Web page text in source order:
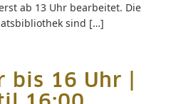
ab 13 Uhr bearbeitet. Die
sind […]
bis 16 Uhr |